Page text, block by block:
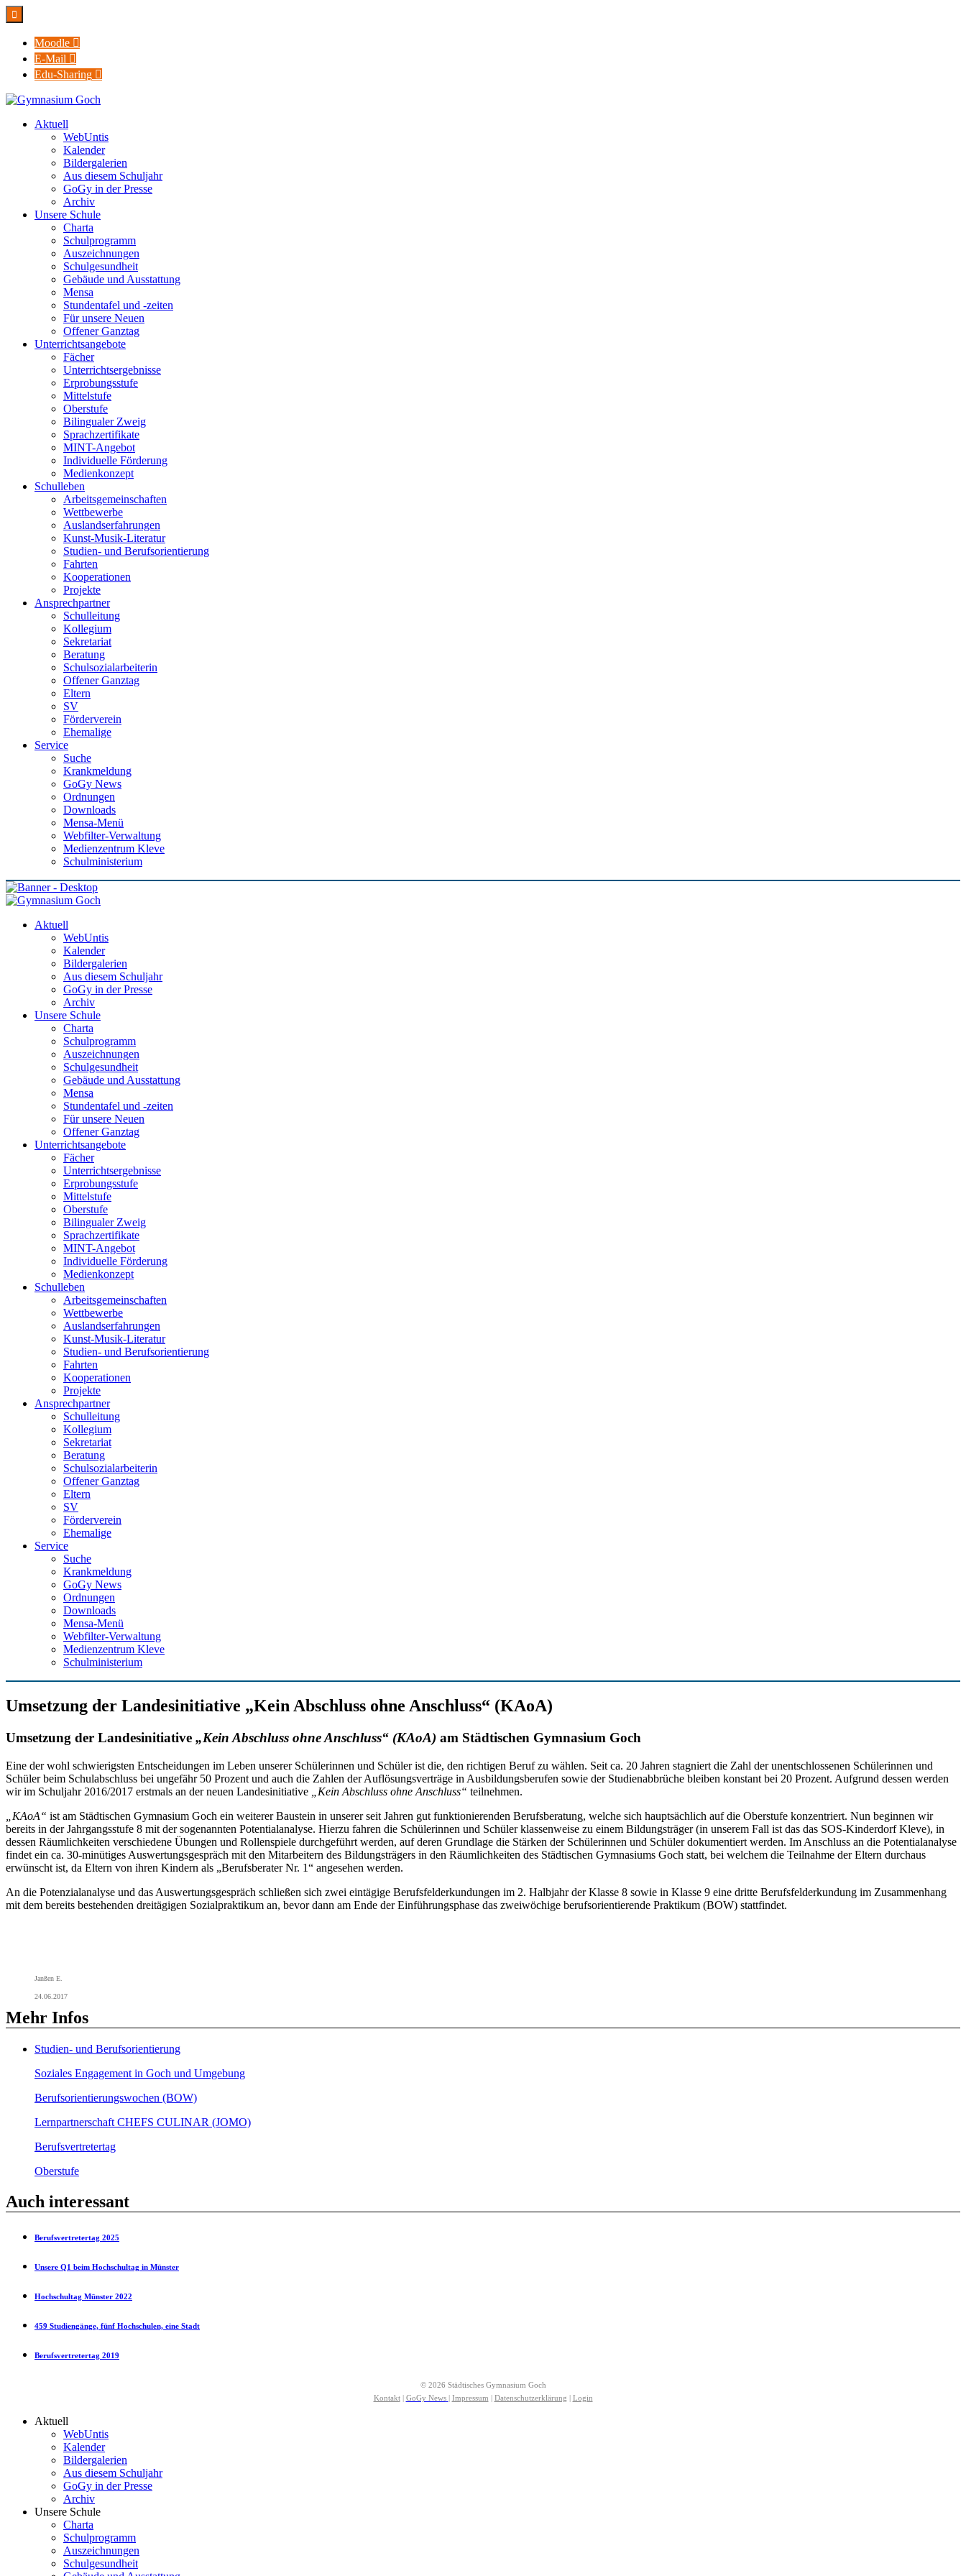

Moodle 
E-Mail 
Edu-Sharing 
Aktuell
WebUntis
Kalender
Bildergalerien
Aus diesem Schuljahr
GoGy in der Presse
Archiv
Unsere Schule
Charta
Schulprogramm
Auszeichnungen
Schulgesundheit
Gebäude und Ausstattung
Mensa
Stundentafel und -zeiten
Für unsere Neuen
Offener Ganztag
Unterrichtsangebote
Fächer
Unterrichtsergebnisse
Erprobungsstufe
Mittelstufe
Oberstufe
Bilingualer Zweig
Sprachzertifikate
MINT-Angebot
Individuelle Förderung
Medienkonzept
Schulleben
Arbeitsgemeinschaften
Wettbewerbe
Auslandserfahrungen
Kunst-Musik-Literatur
Studien- und Berufsorientierung
Fahrten
Kooperationen
Projekte
Ansprechpartner
Schulleitung
Kollegium
Sekretariat
Beratung
Schulsozialarbeiterin
Offener Ganztag
Eltern
SV
Förderverein
Ehemalige
Service
Suche
Krankmeldung
GoGy News
Ordnungen
Downloads
Mensa-Menü
Webfilter-Verwaltung
Medienzentrum Kleve
Schulministerium
Aktuell
WebUntis
Kalender
Bildergalerien
Aus diesem Schuljahr
GoGy in der Presse
Archiv
Unsere Schule
Charta
Schulprogramm
Auszeichnungen
Schulgesundheit
Gebäude und Ausstattung
Mensa
Stundentafel und -zeiten
Für unsere Neuen
Offener Ganztag
Unterrichtsangebote
Fächer
Unterrichtsergebnisse
Erprobungsstufe
Mittelstufe
Oberstufe
Bilingualer Zweig
Sprachzertifikate
MINT-Angebot
Individuelle Förderung
Medienkonzept
Schulleben
Arbeitsgemeinschaften
Wettbewerbe
Auslandserfahrungen
Kunst-Musik-Literatur
Studien- und Berufsorientierung
Fahrten
Kooperationen
Projekte
Ansprechpartner
Schulleitung
Kollegium
Sekretariat
Beratung
Schulsozialarbeiterin
Offener Ganztag
Eltern
SV
Förderverein
Ehemalige
Service
Suche
Krankmeldung
GoGy News
Ordnungen
Downloads
Mensa-Menü
Webfilter-Verwaltung
Medienzentrum Kleve
Schulministerium
Umsetzung der Landesinitiative „Kein Abschluss ohne Anschluss“ (KAoA)
Umsetzung der Landesinitiative „Kein Abschluss ohne Anschluss“ (KAoA) am Städtischen Gymnasium Goch
Eine der wohl schwierigsten Entscheidungen im Leben unserer Schülerinnen und Schüler ist die, den richtigen Beruf zu wählen. Seit ca. 20 Jahren stagniert die Zahl der unentschlossenen Schülerinnen und
Schüler beim Schulabschluss bei ungefähr 50 Prozent und auch die Zahlen der Auflösungsverträge in Ausbildungsberufen sowie der Studienabbrüche bleiben konstant bei 20 Prozent. Aufgrund dessen werden
wir im Schuljahr 2016/2017 erstmals an der neuen Landesinitiative
„Kein Abschluss ohne Anschluss“ teilnehmen.
„KAoA“ ist am Städtischen Gymnasium Goch ein weiterer Baustein in unserer seit Jahren gut funktionierenden Berufsberatung, welche sich hauptsächlich auf die Oberstufe konzentriert. Nun beginnen wir
bereits in der Jahrgangsstufe 8 mit der sogenannten Potentialanalyse. Hierzu fahren die Schülerinnen und Schüler klassenweise zu einem Bildungsträger (in unserem Fall ist das das SOS-Kinderdorf Kleve), in
dessen Räumlichkeiten verschiedene Übungen und Rollenspiele durchgeführt werden, auf deren Grundlage die Stärken der Schülerinnen und Schüler dokumentiert werden. Im Anschluss an die Potentialanalyse
findet ein ca. 30-minütiges Auswertungsgespräch mit den Mitarbeitern des Bildungsträgers in den Räumlichkeiten des Städtischen Gymnasiums Goch statt, bei welchem die Teilnahme der Eltern durchaus
erwünscht ist, da Eltern von ihren Kindern als „Berufsberater Nr. 1“ angesehen werden.
An die Potenzialanalyse und das Auswertungsgespräch schließen sich zwei eintägige Berufsfelderkundungen im 2. Halbjahr der Klasse 8 sowie in Klasse 9 eine dritte Berufsfelderkundung im Zusammenhang
mit dem bereits bestehenden dreitägigen Sozialpraktikum an, bevor dann am Ende der Einführungsphase das zweiwöchige berufsorientierende Praktikum (BOW) stattfindet.
Janßen E.
24.06.2017
Mehr Infos
Studien- und Berufsorientierung
Soziales Engagement in Goch und Umgebung
Berufsorientierungswochen (BOW)
Lernpartnerschaft CHEFS CULINAR (JOMO)
Berufsvertretertag
Oberstufe
Auch interessant
Berufsvertretertag 2025
Unsere Q1 beim Hochschultag in Münster
Hochschultag Münster 2022
459 Studiengänge, fünf Hochschulen, eine Stadt
Berufsvertretertag 2019
© 2026 Städtisches Gymnasium Goch
Kontakt| GoGy News Impressum Datenschutzerklärung Login
Aktuell
WebUntis
Kalender
Bildergalerien
Aus diesem Schuljahr
GoGy in der Presse
Archiv
Unsere Schule
Charta
Schulprogramm
Auszeichnungen
Schulgesundheit